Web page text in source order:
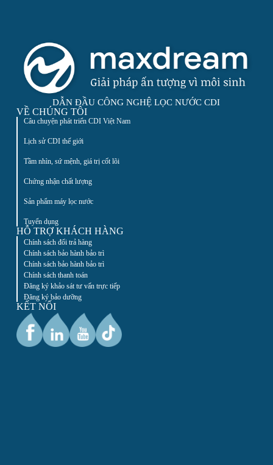
DẪN ĐẦU CÔNG NGHỆ LỌC NƯỚC CDI
VỀ CHÚNG TÔI
Câu chuyện phát triển CDI Việt Nam
Lịch sử CDI thế giới
Tầm nhìn, sứ mệnh, giá trị cốt lõi
Chứng nhận chất lượng
Sản phẩm máy lọc nước
Tuyển dụng
HỖ TRỢ KHÁCH HÀNG
Chính sách đổi trả hàng
Chính sách bảo hành bảo trì
Chính sách bảo hành bảo trì
Chính sách thanh toán
Đăng ký khảo sát tư vấn trực tiếp
Đăng ký bảo dưỡng
KẾT NỐI